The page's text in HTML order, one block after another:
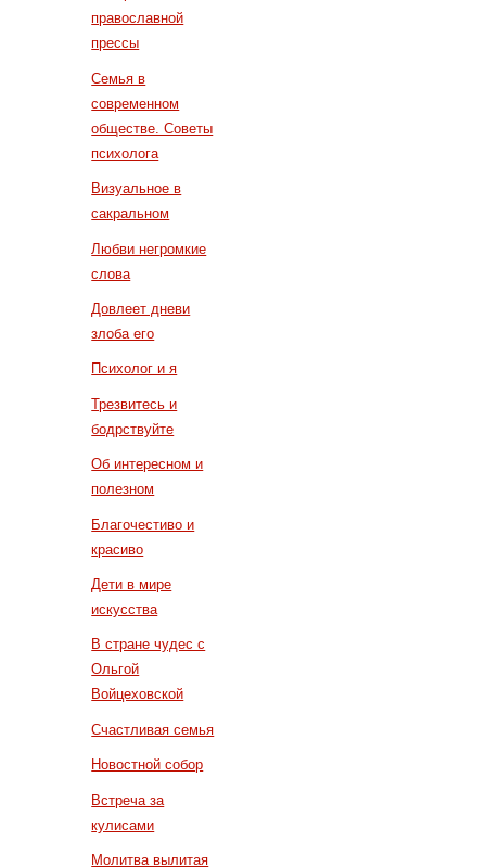
православной
прессы
Семья в
современном
обществе. Советы
психолога
Визуальное в
сакральном
Любви негромкие
слова
Довлеет дневи
злоба его
Психолог и я
Трезвитесь и
бодрствуйте
Об интересном и
полезном
Благочестиво и
красиво
Дети в мире
искусства
В стране чудес с
Ольгой
Войцеховской
Счастливая семья
Новостной собор
Встреча за
кулисами
Молитва вылитая